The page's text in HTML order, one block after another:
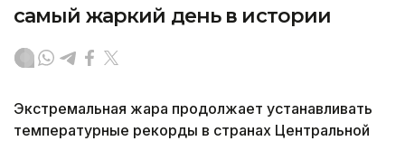
самый жаркий день в истории
Экстремальная жара продолжает устанавливать
температурные рекорды в странах Центральной